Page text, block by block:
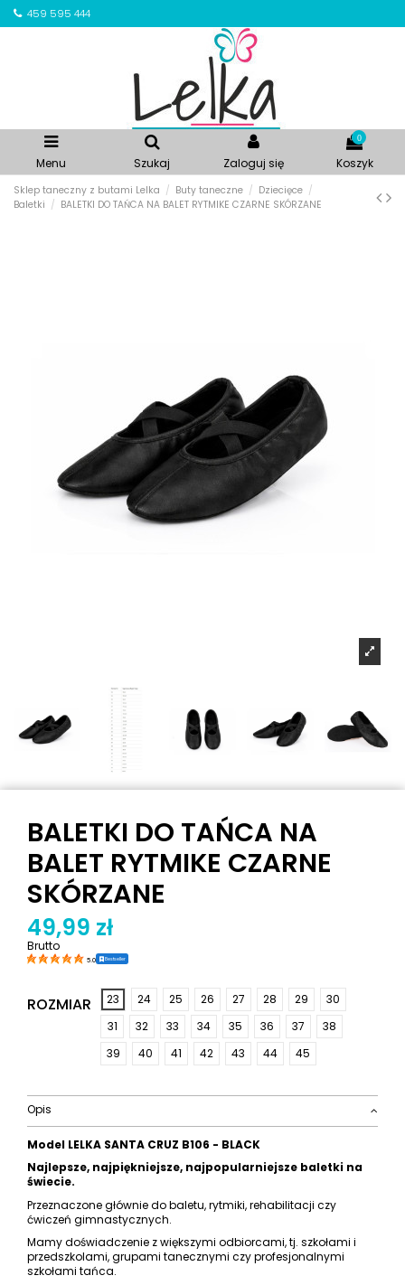
459 595 444
Menu Szukaj Zaloguj się
0
Koszyk
Sklep taneczny z butami Lelka Buty taneczne
Dziecięce
Baletki
BALETKI DO TAŃCA NA BALET RYTMIKE CZARNE SKÓRZANE
BALETKI DO TAŃCA NA
BALET RYTMIKE CZARNE
SKÓRZANE
49,99 zł
Brutto
5.0 Bestseller
ROZMIAR 23 24 25 26 27 28 29
30
31
32 33 34 35 36 37
38
39
40 41 42 43 44 45
Opis
Model LELKA SANTA CRUZ B106 - BLACK
Najlepsze, najpiękniejsze, najpopularniejsze baletki na
świecie.
Przeznaczone głównie do baletu, rytmiki, rehabilitacji czy
ćwiczeń gimnastycznych.
Mamy doświadczenie z większymi odbiorcami, tj. szkołami i
przedszkolami, grupami tanecznymi czy profesjonalnymi
szkołami tańca.